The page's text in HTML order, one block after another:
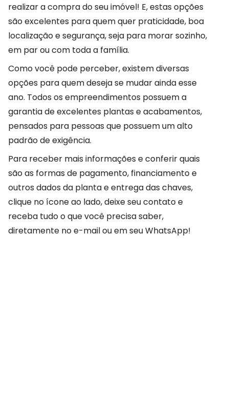
realizar a compra do seu imóvel! E, estas opções
são excelentes para quem quer praticidade, boa
localização e segurança, seja para morar sozinho,
em par ou com toda a família.
Como você pode perceber, existem diversas
opções para quem deseja se mudar ainda esse
ano. Todos os empreendimentos possuem a
garantia de excelentes plantas e acabamentos,
pensados para pessoas que possuem um alto
padrão de exigência.
Para receber mais informações e conferir quais
são as formas de pagamento, financiamento e
outros dados da planta e entrega das chaves,
clique no ícone ao lado, deixe seu contato e
receba tudo o que você precisa saber,
diretamente no e-mail ou em seu WhatsApp!